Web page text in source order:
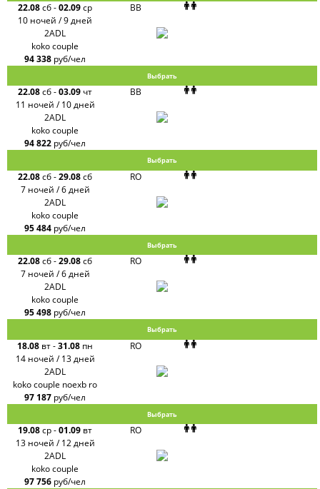
22.08сб-02.09ср
10 ночей / 9 дней
BB
2ADL
koko couple
94 338 руб/чел
Выбрать
22.08сб-03.09 чт
11 ночей / 10 дней
BB
2ADL
koko couple
94 822 руб/чел
Выбрать
22.08сб-29.08сб
7 ночей / 6 дней
RO
2ADL
koko couple
95 484 руб/чел
Выбрать
22.08сб-29.08сб
7 ночей / 6 дней
RO
2ADL
koko couple
95 498 руб/чел
Выбрать
18.08 вт-31.08 пн
14 ночей / 13 дней
RO
2ADL
koko couple noexb ro
97 187 руб/чел
Выбрать
19.08ср-01.09 вт
13 ночей / 12 дней
RO
2ADL
koko couple
97 756 руб/чел